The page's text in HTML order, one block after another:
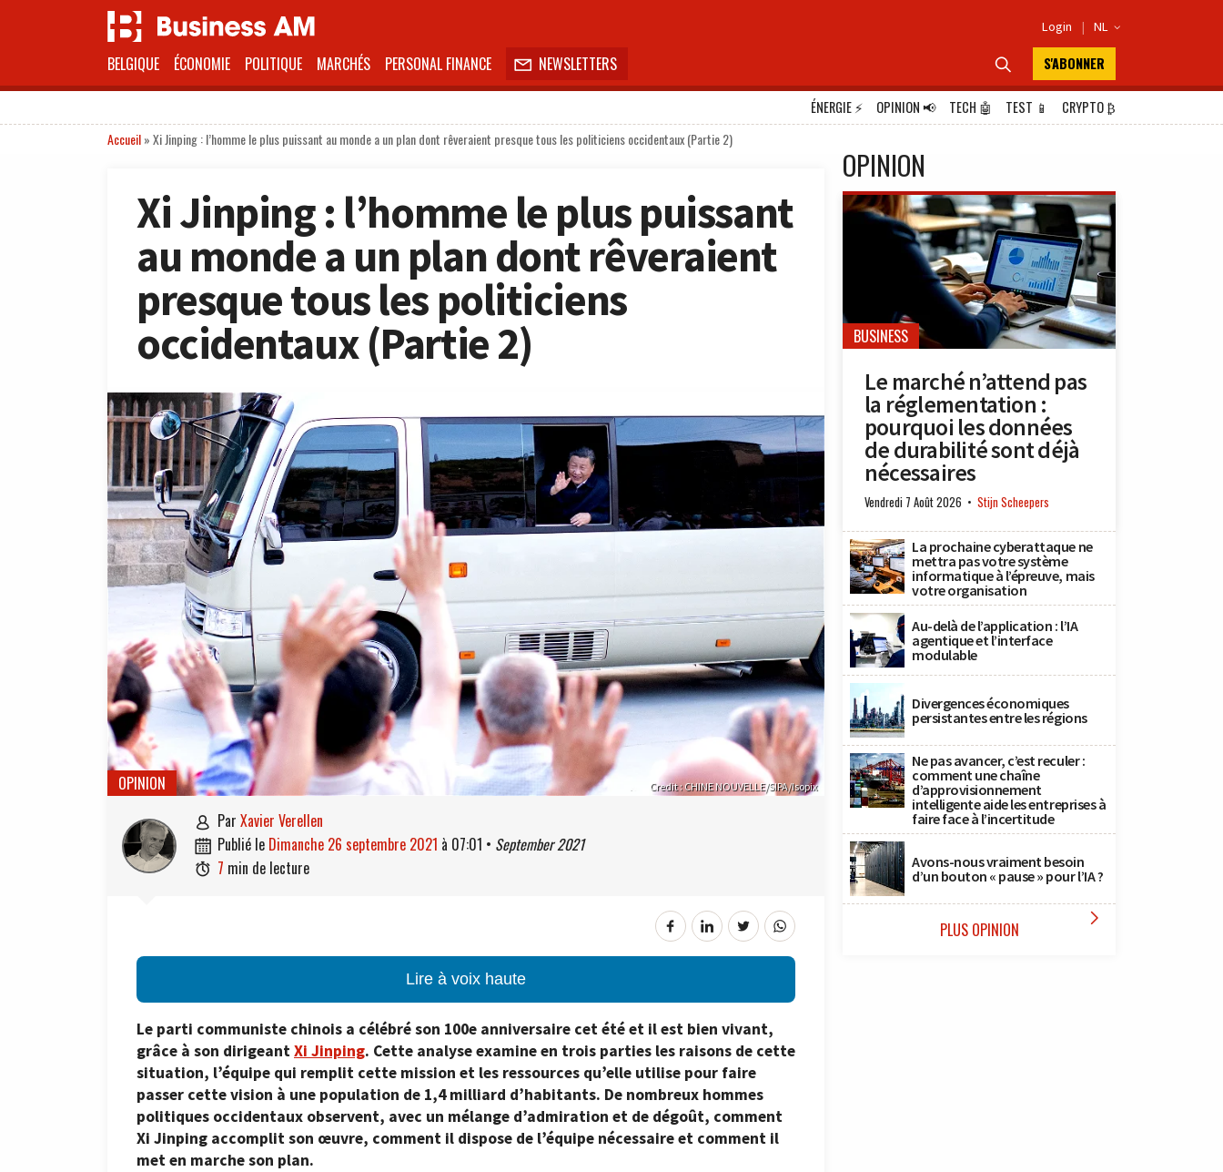
Login | NL 
BELGIQUE ÉCONOMIE POLITIQUE MARCHÉS PERSONAL FINANCE  NEWSLETTERS  S'ABONNER
ÉNERGIE⚡ OPINION📢 TECH 🤖 TEST 📱 CRYPTO₿
Accueil»Xi Jinping : l’homme le plus puissant au monde a un plan dont rêveraient presque tous les politiciens occidentaux (Partie 2)
Xi Jinping : l’homme le plus puissant
au monde a un plan dont rêveraient
presque tous les politiciens
occidentaux (Partie 2)
Credit : CHINE NOUVELLE/SIPA/Isopix
OPINION
 par Xavier Verellen
 publié le dimanche 26 septembre 2021 à 07:01 • September 2021
 7 min de lecture
Lire à voix haute
Le parti communiste chinois a célébré son 100e anniversaire cet été et il est bien vivant,
grâce à son dirigeantXi Jinping. Cette analyse examine en trois parties les raisons de cette
situation, l’équipe qui remplit cette mission et les ressources qu’elle utilise pour faire
passer cette vision à une population de 1,4 milliard d’habitants. De nombreux hommes
politiques occidentaux observent, avec un mélange d’admiration et de dégoût, comment
Xi Jinping accomplit son œuvre, comment il dispose de l’équipe nécessaire et comment il
met en marche son plan.
OPINION
BUSINESS
Le marché n’attend pas
la réglementation :
pourquoi les données
de durabilité sont déjà
nécessaires
Vendredi 7 Août 2026 Stijn Scheepers
La prochaine cyberattaque ne
mettra pas votre système
informatique à l’épreuve, mais
votre organisation
Au-delà de l’application : l’IA
agentique et l’interface
modulable
Divergences économiques
persistantes entre les régions
Ne pas avancer, c’est reculer :
comment une chaîne
d’approvisionnement
intelligente aide les entreprises à
faire face à l’incertitude
Avons-nous vraiment besoin
d’un bouton « pause » pour l’IA ?
PLUS OPINION 